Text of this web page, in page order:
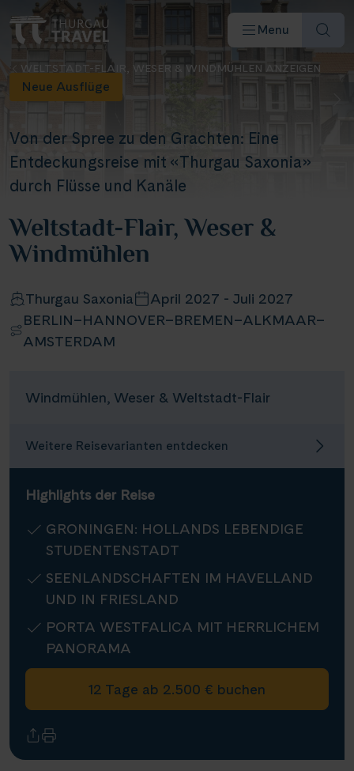
Menu
Reiseziele & Flüsse
Schiffe
Angebote
Reisekalender
Reisekataloge
Newsletter
Kundenlogin
Agenturbereich
WELTSTADT-FLAIR, WESER & WINDMÜHLEN ANZEIGEN
Neue Ausflüge
Von der Spree zu den Grachten: Eine
Entdeckungsreise mit «Thurgau Saxonia»
durch Flüsse und Kanäle
Weltstadt-Flair, Weser &
Windmühlen
Thurgau Saxonia
April 2027 - Juli 2027
BERLIN–HANNOVER–BREMEN–ALKMAAR–
AMSTERDAM
Windmühlen, Weser & Weltstadt-Flair
Weitere Reisevarianten entdecken
Highlights der Reise
GRONINGEN: HOLLANDS LEBENDIGE
STUDENTENSTADT
SEENLANDSCHAFTEN IM HAVELLAND
UND IN FRIESLAND
PORTA WESTFALICA MIT HERRLICHEM
PANORAMA
12 Tage ab 2.500 € buchen